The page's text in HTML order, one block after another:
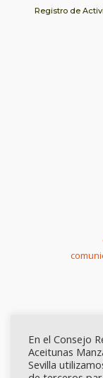
Registro de
En el Consejo
Aceitunas
Sevilla